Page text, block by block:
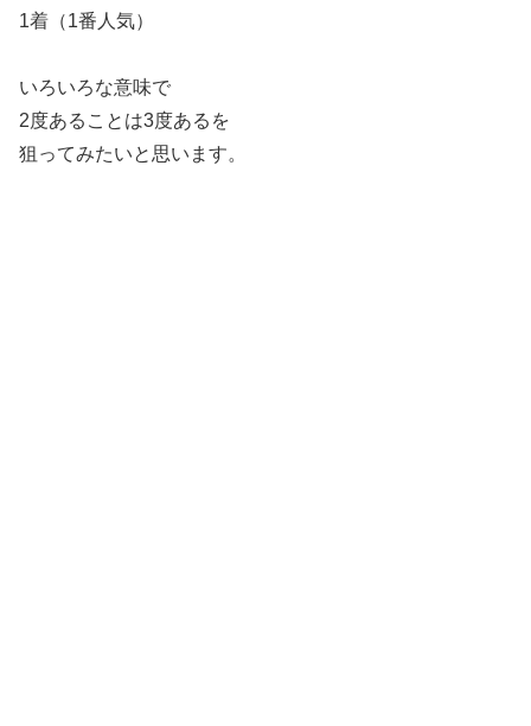
1着（1番人気）
いろいろな意味で
2度あることは3度あるを
狙ってみたいと思います。